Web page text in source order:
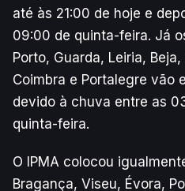
até às 21:00 de hoje e
09:00 de quinta-feira. Já
Porto, Guarda, Leiria,
Coimbra e Portalegre vão
devido à chuva entre as
quinta-feira.
O IPMA colocou
Bragança, Viseu, Évora,